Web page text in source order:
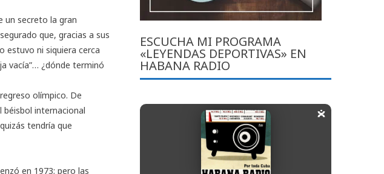
un secreto la gran
que, gracias a sus
estuvo ni siquiera cerca
vacía”… ¿dónde terminó
olímpico. De
internacional
tendría que
en 1973; pero las
ESCUCHA MI PROGRAMA
«LEYENDAS DEPORTIVAS» EN
HABANA RADIO